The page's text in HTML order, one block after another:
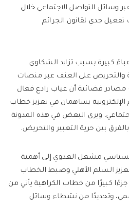
وسائل التواصل الاجتماعي خلال
جدي لقانون الجرائم
كبيرة بسبب تزايد الشكاوى
والتحريض على العنف عبر منصات
مصادر قضائية أن غياب رادع فعال
الإلكترونية يساهمان في تعزيز خطاب
ويرى البعض في هذه المدونة
بين حرية التعبير والتحريض.
مشعل العدوي إلى أهمية
السلم الأهلي وضبط الخطاب
كبيرًا من خطاب الكراهية يأتي من
وتحديدًا من نشطاء وسائل